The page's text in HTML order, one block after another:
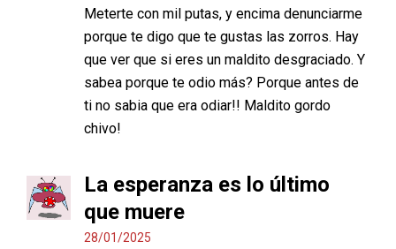
Meterte con mil putas, y encima denunciarme
porque te digo que te gustas las zorros. Hay
que ver que si eres un maldito desgraciado. Y
sabea porque te odio más? Porque antes de
ti no sabia que era odiar!! Maldito gordo
chivo!
La esperanza es lo último
que muere
28/01/2025